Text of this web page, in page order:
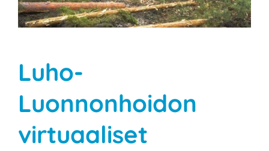
Luho-
Luonnonhoidon
virtuaaliset